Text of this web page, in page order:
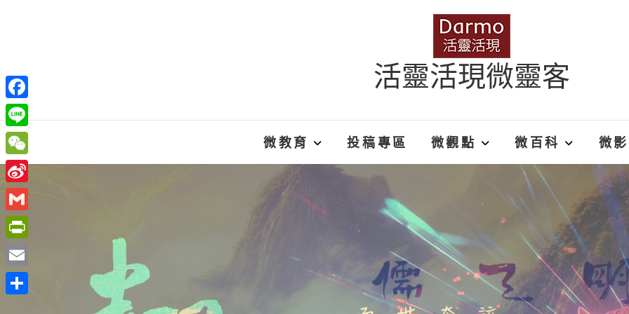
活靈活現微靈客
微教育 投稿專區 微觀點 微百科 微
F
a
c
e
b
o
o
k
L
i
n
e
W
e
C
h
a
t
S
i
n
a
W
G
m
a
P
r
i
E